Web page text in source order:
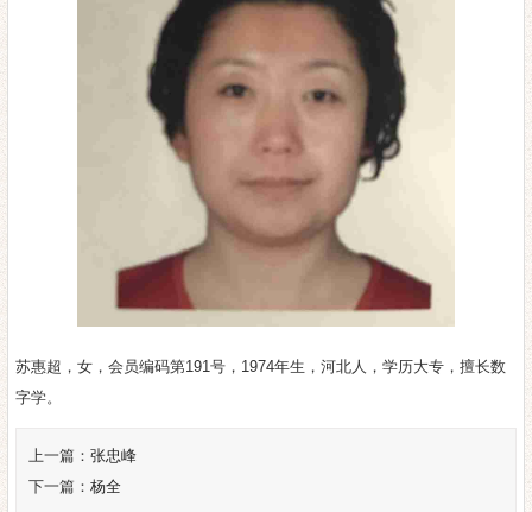
苏惠超，女，会员编码第191号，1974年生，河北人，学历大专，擅长数
字学。
上一篇：张忠峰
下一篇：杨全